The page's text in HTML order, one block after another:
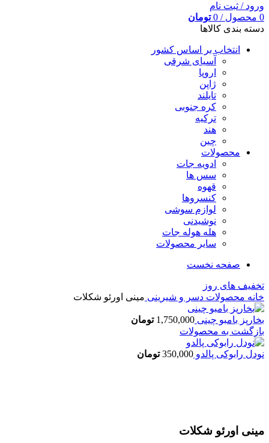
ورود / ثبت نام
0 محصول /
0 تومان
دسته بندی کالاها
انتخاب بر اساس کشور
آسیای شرقی
اروپا
ژاپن
تایلند
کره جنوبی
ترکیه
هند
چین
محصولات
ادویه جات
سس ها
قهوه
کنسروها
لوازم سوشی
نوشیدنی
هله هوله جات
سایر محصولات
صفحه نخست
تخفیف های روز
خانه محصولات دسر و شیرینی مینی اورئو شکلات
بخارپز بامبو چینی 1,750,000 تومان
بازگشت به محصولات
نودل رابوکی پالدو 350,000 تومان
مینی اورئو شکلات